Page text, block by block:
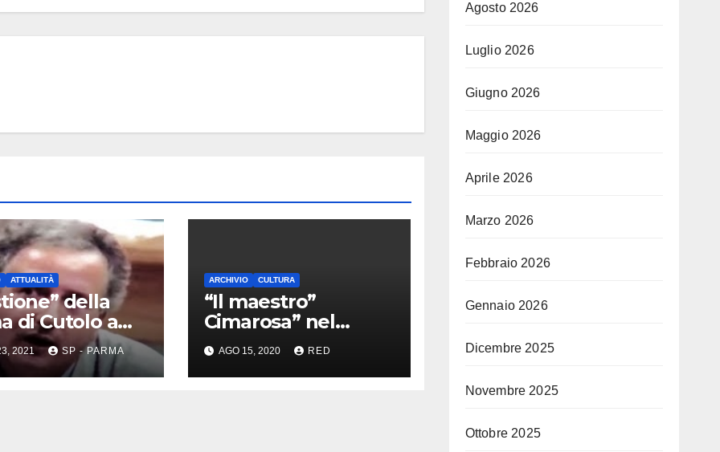
ATTUALITÀ
della
di Cutolo a
esposto in
2021 SP - PARMA
ARCHIVIO CULTURA
“Il maestro”
Cimarosa” nel
Luglio Musicale
Trapanese
AGO 15, 2020 RED
Agosto 2026
Luglio 2026
Giugno 2026
Maggio 2026
Aprile 2026
Marzo 2026
Febbraio 2026
Gennaio 2026
Dicembre 2025
Novembre 2025
Ottobre 2025